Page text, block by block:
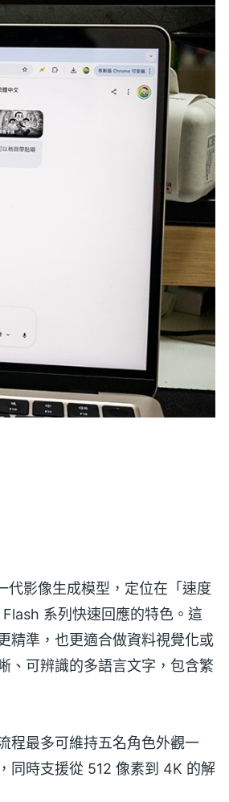
影像生成模型，定位在「速度
系列快速回應的特色。這
精準，也更適合做資料視覺化或
、可辨識的多語言文字，包含繁
程最多可維持五名角色外觀一
同時支援從 512 像素到 4K 的解